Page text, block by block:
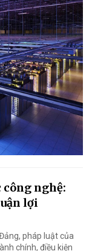
công nghệ:
lợi
pháp luật của
chính, điều kiện